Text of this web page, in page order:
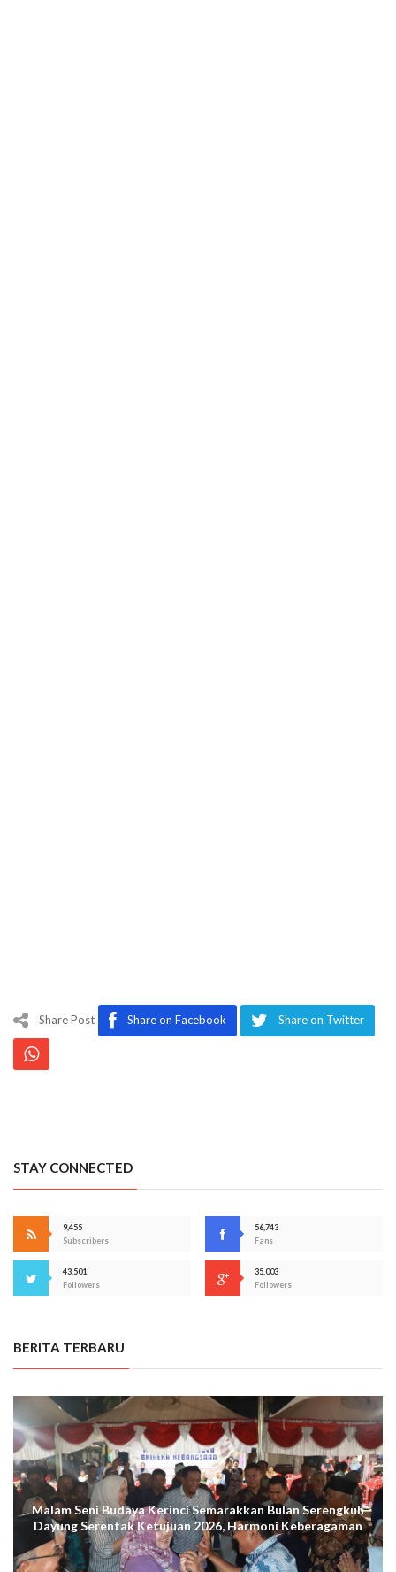
Share Post Share on Facebook Share on Twitter
STAY CONNECTED
9,455
Subscribers
56,743
Fans
43,501
Followers
35,003
Followers
BERITA TERBARU
Malam Seni Budaya Kerinci Semarakkan Bulan Serengkuh
Dayung Serentak Ketujuan 2026, Harmoni Keberagaman
Terus Menggema di Kuala Tungkal